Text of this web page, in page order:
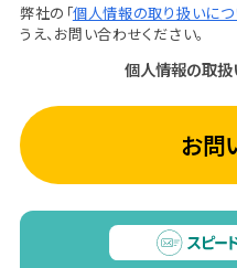
弊社の「個人情報の取り扱いにつ
うえ、お問い合わせください。
個人情報の取
お問